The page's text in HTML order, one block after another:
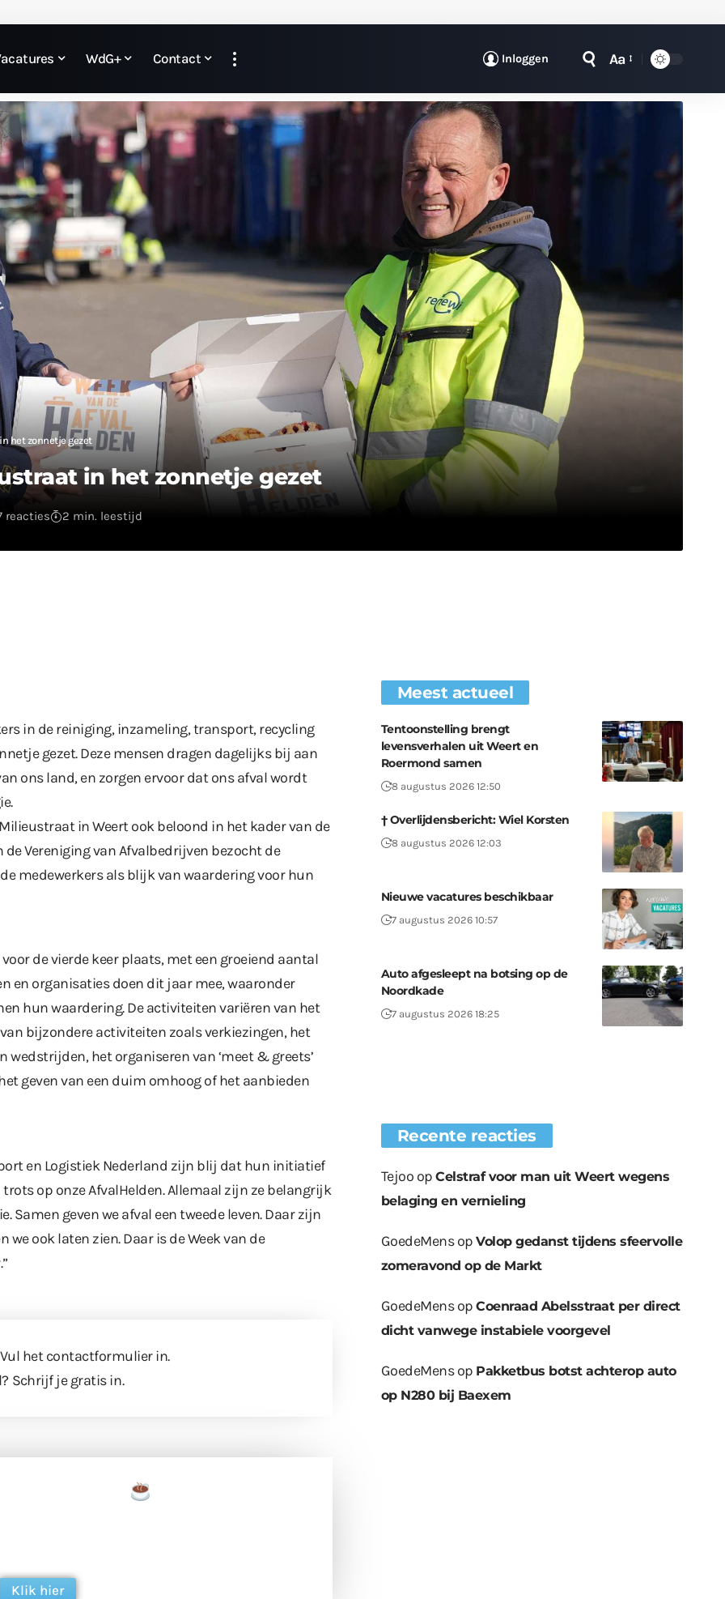
WdG+ Contact Inloggen Aa
het zonnetje gezet
in het zonnetje gezet
reacties 2 min. leestijd
in de reiniging, inzameling, transport, recycling
gezet. Deze mensen dragen dagelijks bij aan
ons land, en zorgen ervoor dat ons afval wordt
in Weert ook beloond in het kader van de
de Vereniging van Afvalbedrijven bezocht de
medewerkers als blijk van waardering voor hun
de vierde keer plaats, met een groeiend aantal
en organisaties doen dit jaar mee, waaronder
hun waardering. De activiteiten variëren van het
bijzondere activiteiten zoals verkiezingen, het
het organiseren van ‘meet & greets’
geven van een duim omhoog of het aanbieden
en Logistiek Nederland zijn blij dat hun initiatief
op onze AfvalHelden. Allemaal zijn ze belangrijk
Samen geven we afval een tweede leven. Daar zijn
ook laten zien. Daar is de Week van de
het contactformulierin.
Schrijf je gratis in.
Klik hier
Meest actueel
Tentoonstelling brengt
levensverhalen uit Weert en
Roermond samen
8 augustus 2026 12:50
† Overlijdensbericht: Wiel Korsten
8 augustus 2026 12:03
Nieuwe vacatures beschikbaar
7 augustus 2026 10:57
Auto afgesleept na botsing op de
Noordkade
7 augustus 2026 18:25
Recente reacties
Tejoo opCelstraf voor man uit Weert wegens
belaging en vernieling
GoedeMensopVolop gedanst tijdens sfeervolle
zomeravond op de Markt
GoedeMensopCoenraad Abelsstraat per direct
dicht vanwege instabiele voorgevel
GoedeMensop Pakketbus botst achterop auto
op N280 bij Baexem